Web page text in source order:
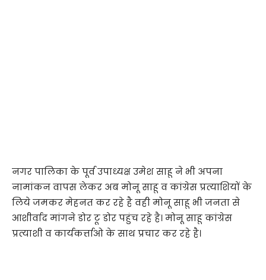
नगर पालिका के पूर्व उपाध्यक्ष उमेश साहू ने भी अपना
नामांकन वापस लेकर अब मोनू साहू व कांग्रेस प्रत्याशियों के
लिये जमकर मेहनत कर रहे है वही मोनू साहू भी जनता से
आशीर्वाद मांगने डोर टू डोर पहुंच रहे है। मोनू साहू कांग्रेस
प्रत्याशी व कार्यकर्त्ताओ के साथ प्रचार कर रहे है।